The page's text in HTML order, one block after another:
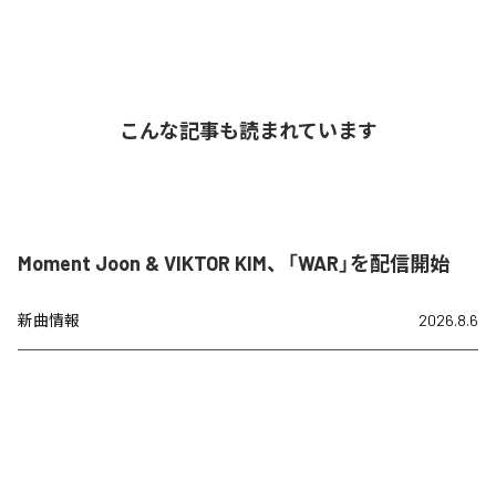
こんな記事も読まれています
Moment Joon & VIKTOR KIM、「WAR」を配信開始
新曲情報 2026.8.6